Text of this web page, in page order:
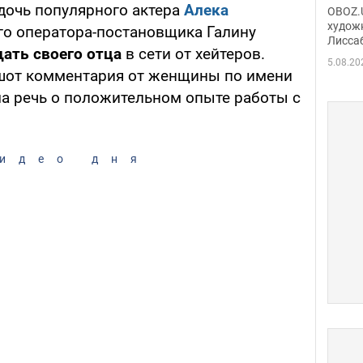
популярного актера Алека
оператора-постановщика Галину
своего отца в сети от хейтеров.
комментария от женщины по имени
речь о положительном опыте работы с
дня
сына